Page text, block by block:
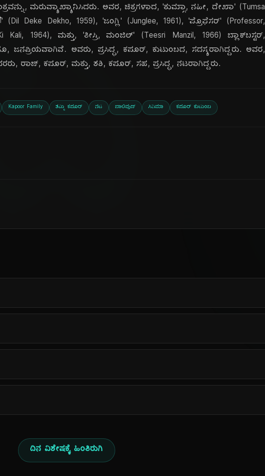
ಮರುವ್ಯಾಖ್ಯಾನಿಸಿದರು. ಅವರ, ಚಿತ್ರಗಳಾದ, 'ತುಮ್ಸಾ, ನಹೀ, ದೇಖಾ' (Tumsa
Deke Dekho, 1959), 'ಜಂಗ್ಲಿ' (Junglee, 1961), 'ಪ್ರೊಫೆಸರ್' (Professor,
Kali, 1964), ಮತ್ತು, 'ತೀಸ್ರಿ, ಮಂಜಿಲ್' (Teesri Manzil, 1966) ಬ್ಲಾಕ್‌ಬಸ್ಟರ್,
ಜನಪ್ರಿಯವಾಗಿವೆ. ಅವರು, ಪ್ರಸಿದ್ಧ, ಕಪೂರ್, ಕುಟುಂಬದ, ಸದಸ್ಯರಾಗಿದ್ದರು. ಅವರ,
ರಾಜ್, ಕಪೂರ್, ಮತ್ತು, ಶಶಿ, ಕಪೂರ್, ಸಹ, ಪ್ರಸಿದ್ಧ, ನಟರಾಗಿದ್ದರು.
Kapoor Family ಶಮ್ಮಿ ಕಪೂರ್ ನಟ ಬಾಲಿವುಡ್ ಸಿನಿಮಾ ಕಪೂರ್ ಕುಟುಂಬ
ದಿನ ವಿಶೇಷಕ್ಕೆ ಹಿಂತಿರುಗಿ